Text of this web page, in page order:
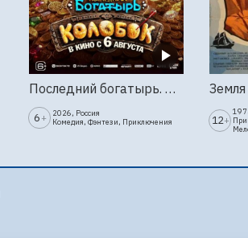
Последний богатырь. Колобок
6 +
2026, Россия
Комедия, Фэнтези, Приключения
12+